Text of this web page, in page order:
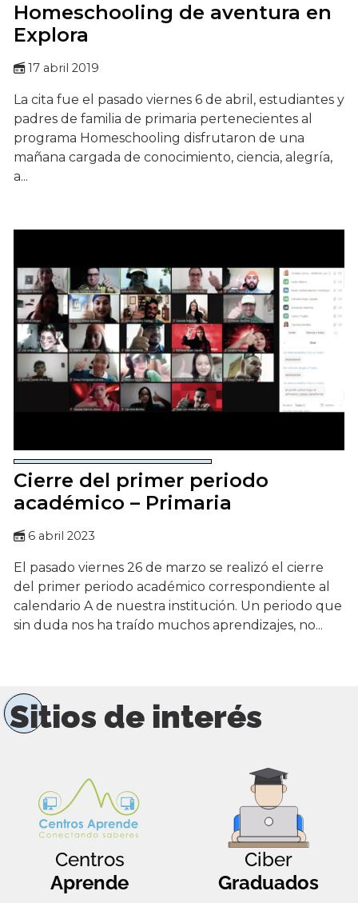
Homeschooling de aventura en
Explora
17 abril 2019
La cita fue el pasado viernes 6 de abril, estudiantes y
padres de familia de primaria pertenecientes al
programa Homeschooling disfrutaron de una
mañana cargada de conocimiento, ciencia, alegría,
a...
Cierre del primer periodo
académico – Primaria
6 abril 2023
El pasado viernes 26 de marzo se realizó el cierre
del primer periodo académico correspondiente al
calendario A de nuestra institución. Un periodo que
sin duda nos ha traído muchos aprendizajes, no...
Sitios de interés
Centros
Aprende
Ciber
Graduados